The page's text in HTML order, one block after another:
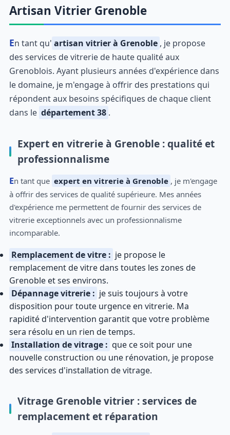
Artisan Vitrier Grenoble
En tant qu' artisan vitrier à Grenoble , je propose
des services de vitrerie de haute qualité aux
Grenoblois. Ayant plusieurs années d'expérience dans
le domaine, je m'engage à offrir des prestations qui
répondent aux besoins spécifiques de chaque client
dans le département 38 .
Expert en vitrerie à Grenoble : qualité et
professionnalisme
En tant que expert en vitrerie à Grenoble , je m'engage
à offrir des services de qualité supérieure. Mes années
d'expérience me permettent de fournir des services de
vitrerie exceptionnels avec un professionnalisme
incomparable.
Remplacement de vitre : je propose le
remplacement de vitre dans toutes les zones de
Grenoble et ses environs.
Dépannage vitrerie : je suis toujours à votre
disposition pour toute urgence en vitrerie. Ma
rapidité d'intervention garantit que votre problème
sera résolu en un rien de temps.
Installation de vitrage : que ce soit pour une
nouvelle construction ou une rénovation, je propose
des services d'installation de vitrage.
Vitrage Grenoble vitrier : services de
remplacement et réparation